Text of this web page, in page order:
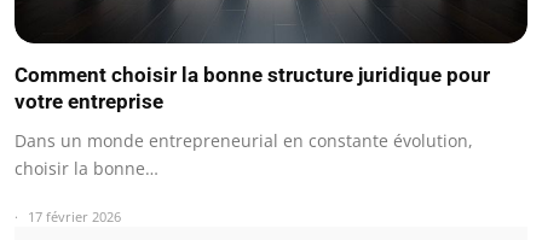
Comment choisir la bonne structure juridique pour
votre entreprise
Dans un monde entrepreneurial en constante évolution,
choisir la bonne…
17 février 2026